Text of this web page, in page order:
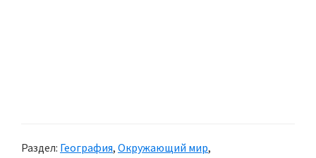
Раздел: География, Окружающий мир,